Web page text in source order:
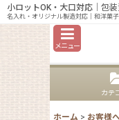
小ロットOK・大口対応 ｜包
名入れ・オリジナル製造対応｜和洋菓
メニュー
カテ
ホーム > お客様